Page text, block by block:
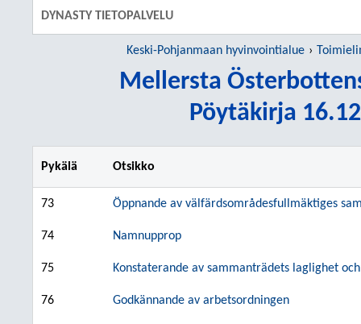
DYNASTY TIETOPALVELU
Keski-Pohjanmaan hyvinvointialue
Mellersta
Pöytäkirja
Pykälä Otsikko
73 Öppnande av välfärdsområdesfullmäktiges
74 Namnupprop
75 Konstaterande av sammanträdets laglighet
76 Godkännande av arbetsordningen